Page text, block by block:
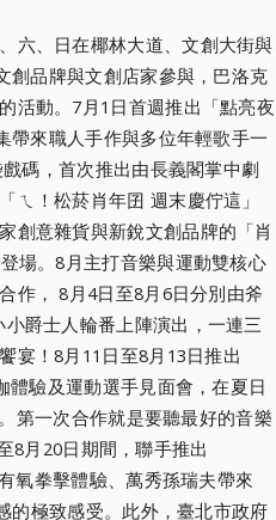
、六、日在椰林大道、文創大街與
創品牌與文創店家參與，巴洛克
活動。7月1日首週推出「點亮夜
帶來職人手作與多位年輕歌手一
碼，首次推出由長義閣掌中劇
ㄟ！松菸肖年囝 週末慶佇這」
創意雜貨與新銳文創品牌的「肖
場。8月主打音樂與運動雙核心
作， 8月4日至8月6日分別由斧
爵士人輪番上陣演出，一連三
宴 ！8月11日至8月13日推出
體驗及運動選手見面會，在夏日
第一次合作就是要聽最好的音樂
8月20日期間，聯手推出
氧拳擊體驗、萬秀孫瑞夫帶來
的極致感受。此外，臺北市政府